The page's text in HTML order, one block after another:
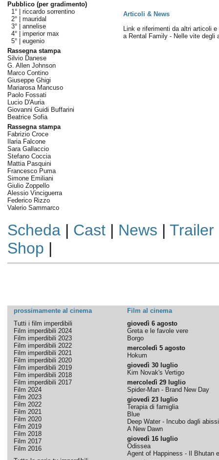
Pubblico (per gradimento)
1° | riccardo sorrentino
2° | mauridal
3° | annelise
4° | imperior max
5° | eugenio
Rassegna stampa
Silvio Danese
G. Allen Johnson
Marco Contino
Giuseppe Ghigi
Mariarosa Mancuso
Paolo Fossati
Lucio D'Auria
Giovanni Guidi Buffarini
Beatrice Sofia
Rassegna stampa
Fabrizio Croce
Ilaria Falcone
Sara Gallaccio
Stefano Coccia
Mattia Pasquini
Francesco Puma
Simone Emiliani
Giulio Zoppello
Alessio Vinciguerra
Federico Rizzo
Valerio Sammarco
Articoli & News
Link e riferimenti da altri articoli e
a Rental Family - Nelle vite degli
Scheda| Cast| News | Trailer
Shop |
prossimamente al cinema
Film al cinema
Tutti i film imperdibili
Film imperdibili 2024
Film imperdibili 2023
Film imperdibili 2022
Film imperdibili 2021
Film imperdibili 2020
Film imperdibili 2019
Film imperdibili 2018
Film imperdibili 2017
Film 2024
Film 2023
Film 2022
Film 2021
Film 2020
Film 2019
Film 2018
Film 2017
Film 2016
giovedì 6 agosto
Greta e le favole vere
Borgo
mercoledì 5 agosto
Hokum
giovedì 30 luglio
Kim Novak's Vertigo
mercoledì 29 luglio
Spider-Man - Brand New Day
giovedì 23 luglio
Terapia di famiglia
Blue
Deep Water - Incubo dagli abissi
A New Dawn
giovedì 16 luglio
Odissea
Agent of Happiness - Il Bhutan